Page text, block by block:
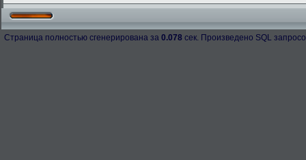
Страница полностью сгенерирована за 0.078 сек. Произведено SQL